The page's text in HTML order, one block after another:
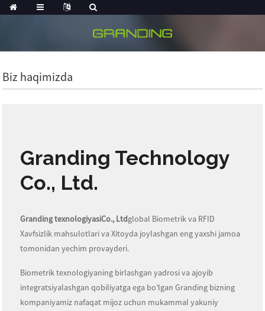
Biz haqimizda
Granding Technology
Co., Ltd.
Granding texnologiyasiCo., Ltdglobal Biometrik va RFID
Xavfsizlik mahsulotlari va Xitoyda joylashgan eng yaxshi jamoa
tomonidan yechim provayderi.
Biometrik texnologiyaning birlashgan yadrosi va ajoyib
integratsiyalashgan qobiliyatga ega bo'lgan Granding bizning
kompaniyamiz nafaqat mijoz uchun mukammal yakuniy